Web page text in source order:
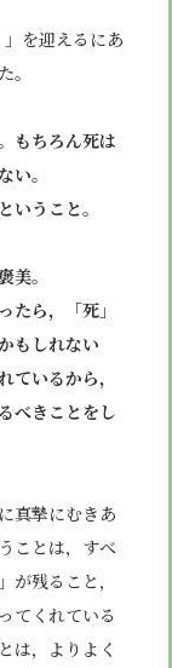
を迎えるにあ
。
もちろん死は
い。
いうこと。
美。
たら，「死」
もしれない
いるから，
べきことをし
真摯にむきあ
ことは，すべ
残ること，
てくれている
は，よりよく